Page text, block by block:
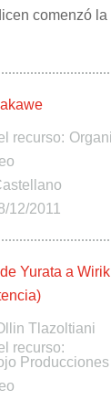
comenzó la
recurso:
12/2011
Yurata a
Tlazoltiani
recurso:
Producciones